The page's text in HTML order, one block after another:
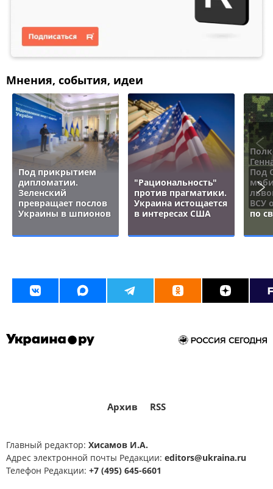
Мнения, события, идеи
Под прикрытием
дипломатии.
Зеленский
превращает послов
Украины в шпионов
"Рациональность"
против прагматики.
Украина истощается
в интересах США
Под
ВСУ
по
Архив RSS
Главный редактор: Хисамов И.А.
Адрес электронной почты Редакции: editors@ukraina.ru
Телефон Редакции: +7 (495) 645-6601